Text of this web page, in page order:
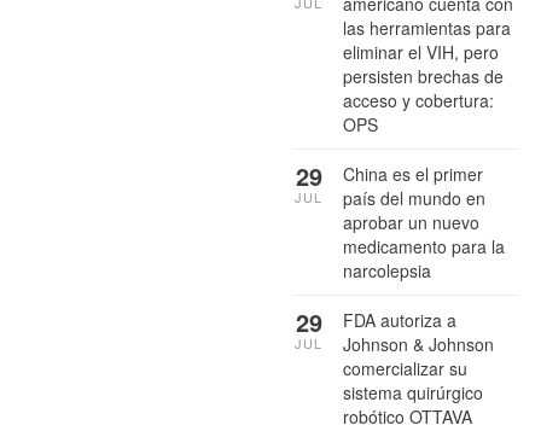
las herramientas para
eliminar el VIH, pero
persisten brechas de
acceso y cobertura:
OPS
China es el primer
país del mundo en
aprobar un nuevo
medicamento para la
narcolepsia
29
JUL
FDA autoriza a
Johnson & Johnson
comercializar su
sistema quirúrgico
robótico OTTAVA
29
JUL